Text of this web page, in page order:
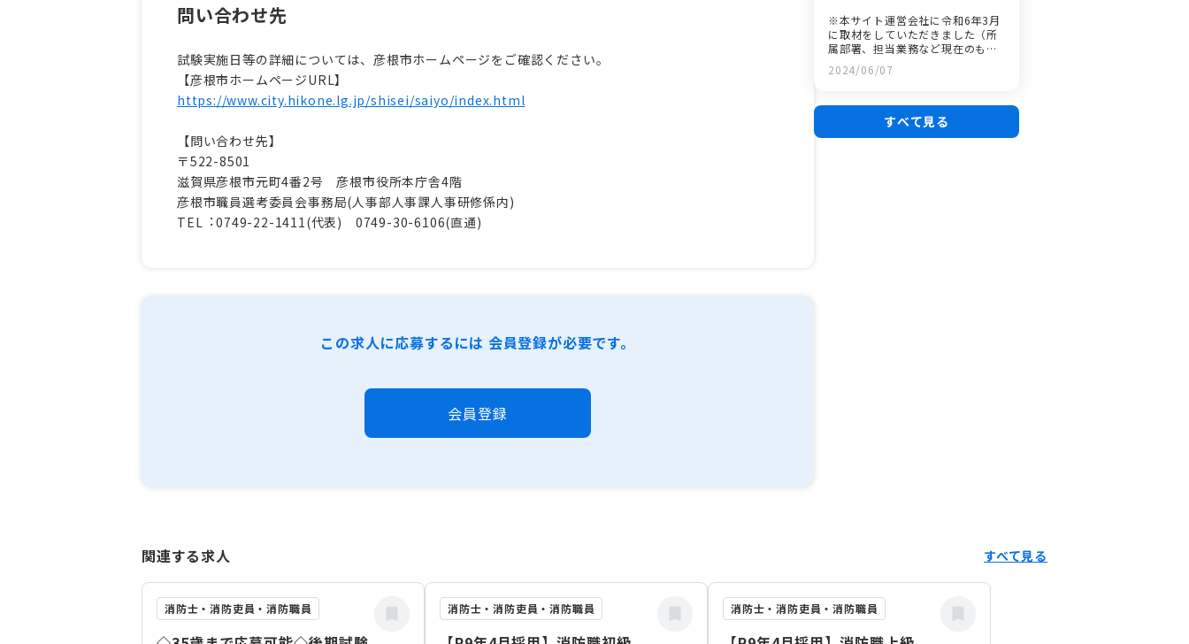
問い合わせ先
試験実施日等の詳細については、彦根市ホームページをご確認ください。
【彦根市ホームページURL】
https://www.city.hikone.lg.jp/shisei/saiyo/index.html
【問い合わせ先】
〒522-8501
滋賀県彦根市元町4番2号 彦根市役所本庁舎4階
彦根市職員選考委員会事務局(⼈事部⼈事課⼈事研修係内)
TEL︓0749-22-1411(代表) 0749-30-6106(直通)
この求人に応募するには 会員登録が必要です。
会員登録
※本サイト運営会社に令和6年3月
に取材をしていただきました（所
属部署、担当業務など現在のもの
と異なっている場合がありま
す。）。
2024/06/07
すべて見る
関連する求人 すべて見る
消防士・消防吏員・消防職員 消防士・消防吏員・消防職員 消防士・消防吏員・消防職員